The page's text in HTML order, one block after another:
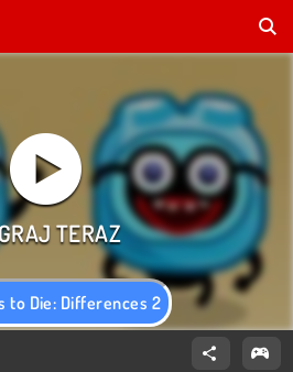
to Die: Differences 2